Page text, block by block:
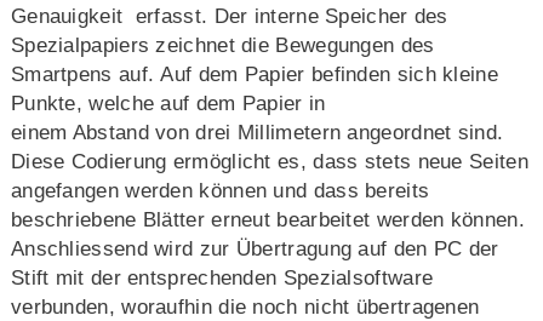
Genauigkeit erfasst. Der interne Speicher des
Spezialpapiers zeichnet die Bewegungen des
Smartpens auf. Auf dem Papier befinden sich kleine
Punkte, welche auf dem Papier in
einem Abstand von drei Millimetern angeordnet sind.
Diese Codierung ermöglicht es, dass stets neue Seiten
angefangen werden können und dass bereits
beschriebene Blätter erneut bearbeitet werden können.
Anschliessend wird zur Übertragung auf den PC der
Stift mit der entsprechenden Spezialsoftware
verbunden, woraufhin die noch nicht übertragenen